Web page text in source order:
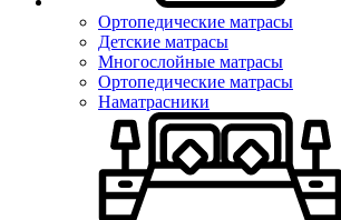
Ортопедические матрасы
Детские матрасы
Многослойные матрасы
Ортопедические матрасы
Наматрасники